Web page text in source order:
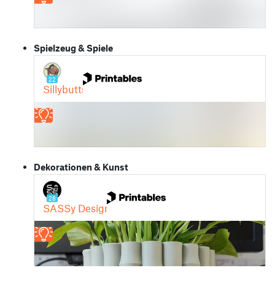
Spielzeug & Spiele
Dekorationen & Kunst